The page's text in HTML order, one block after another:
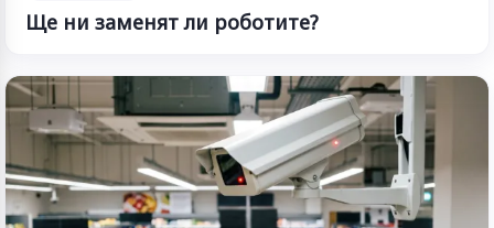
Ще ни заменят ли роботите?